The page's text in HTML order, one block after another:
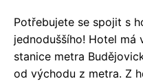
Potřebujete se spojit s
jednoduššího! Hotel má
stanice metra
od východu z metra. Z